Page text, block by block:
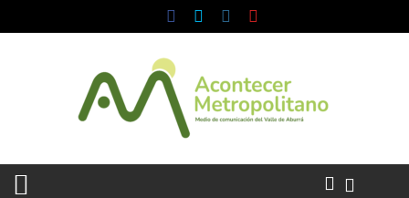
al